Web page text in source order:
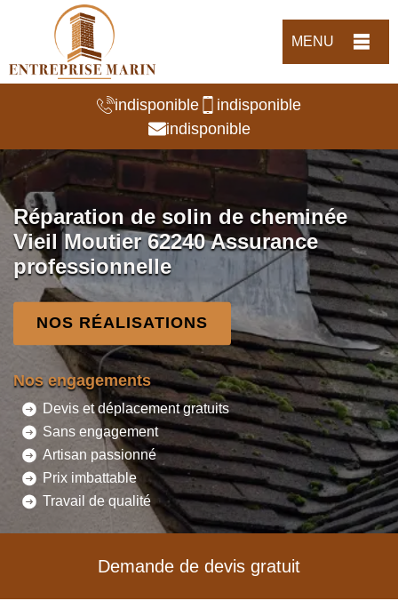
MENU
indisponible
indisponible
indisponible
Réparation de solin de cheminée
Vieil Moutier 62240 Assurance
professionnelle
NOS RÉALISATIONS
Nos engagements
Devis et déplacement gratuits
Sans engagement
Artisan passionné
Prix imbattable
Travail de qualité
Demande de devis gratuit